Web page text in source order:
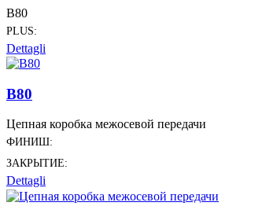
B80
PLUS:
Dettagli
B80
Цепная коробка межосевой передачи
ФИНИШ:
ЗАКРЫТИЕ:
Dettagli